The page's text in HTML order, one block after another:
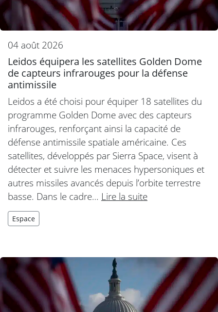
04 août 2026
Leidos équipera les satellites Golden Dome
de capteurs infrarouges pour la défense
antimissile
Leidos a été choisi pour équiper 18 satellites du
programme Golden Dome avec des capteurs
infrarouges, renforçant ainsi la capacité de
défense antimissile spatiale américaine. Ces
satellites, développés par Sierra Space, visent à
détecter et suivre les menaces hypersoniques et
autres missiles avancés depuis l’orbite terrestre
basse. Dans le cadre… Lire la suite
Espace